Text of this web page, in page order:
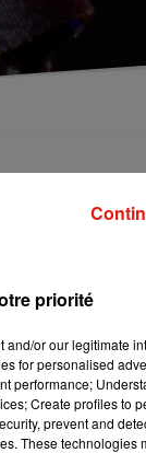
le 16 janvier, sur
avec
de soleil
de doute : ce
priorité
or our legitimate
for personalised
performance;
Create profiles to
prevent and
These technologies